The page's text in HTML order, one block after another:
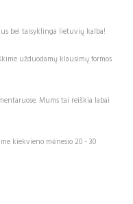
bei taisyklinga lietuvių kalba!
užduodamų klausimų formos
Mums tai reiškia labai
kiekvieno mėnesio 20 - 30